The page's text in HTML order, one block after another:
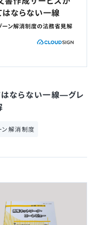
ならない一線—グレ
ン解消制度